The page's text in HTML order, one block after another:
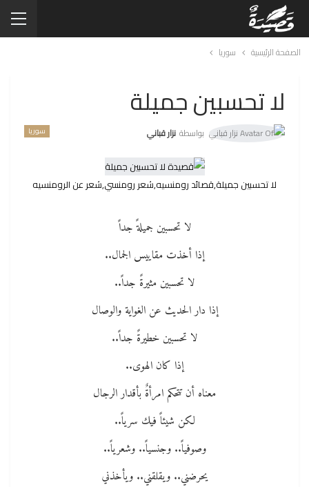
الصفحة الرئيسية سوريا
لا تحسبين جميلة
سوريا بواسطة نزار قباني
لا تحسبين جميلة,قصائد رومنسيه,شعر رومنسي,شعر عن الرومنسيه
لا تحسبين جميلةً جداً
إذا أخذت مقاييس الجمال..
لا تحسبين مثيرةً جداً..
إذا دار الحديث عن الغواية والوصال
لا تحسبين خطيرةً جداً..
إذا كان الهوى..
معناه أن تتحكم امرأةٌ بأقدار الرجال
لكن شيئاً فيك سرياً..
وصوفياً.. وجنسياً.. وشعرياً..
يحرضني.. ويقلقني.. ويأخذني